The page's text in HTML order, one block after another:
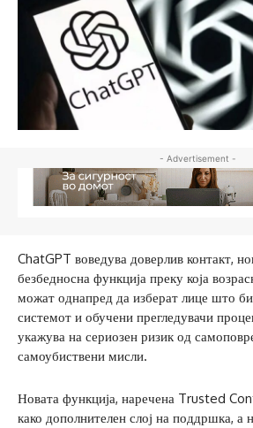
- Advertisement -
ChatGPT воведува доверлив контакт,
безбедносна функција преку која
можат однапред да изберат лице што би
системот и обучени прегледувачи
укажува на сериозен ризик од
самоубиствени мисли.
Новата функција, наречена Trusted
како дополнителен слој на поддршка, а